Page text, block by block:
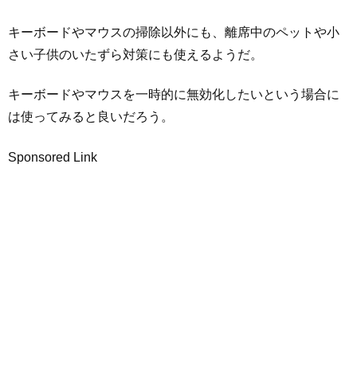
キーボードやマウスの掃除以外にも、離席中のペットや小
さい子供のいたずら対策にも使えるようだ。
キーボードやマウスを一時的に無効化したいという場合に
は使ってみると良いだろう。
Sponsored Link